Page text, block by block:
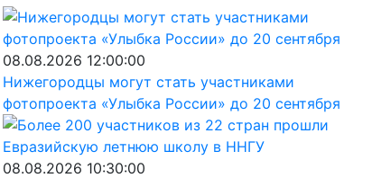
08.08.2026 12:00:00
Нижегородцы могут стать участниками
фотопроекта «Улыбка России» до 20 сентября
08.08.2026 10:30:00